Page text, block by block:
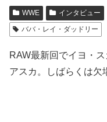
WWE インタビュー
ババ・レイ・ダッドリー
RAW最新回でイヨ・
アスカ。しばらくは欠